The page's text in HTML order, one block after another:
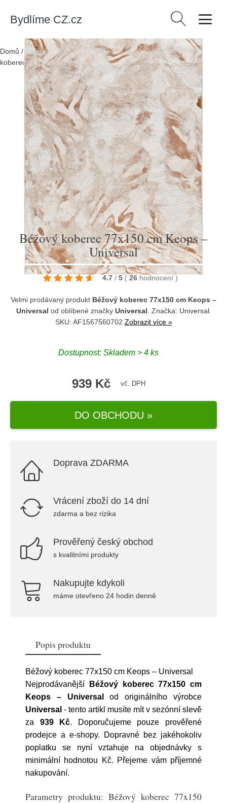
Bydlíme CZ.cz Vyhledávání
Domů / Produkty /> Koberce a rohožky > Koberce/Béžový
koberec 77x150 cm Keops – Universal
Béžový koberec 77x150 cm Keops –
Universal
4.7 / 5 ( 26 hodnocení )
Velmi prodávaný produkt Béžový koberec 77x150 cm Keops –
Universal od oblíbené značky Universal . Značka: Universal.
SKU: AF1567560702 Zobrazit více »
Dostupnost: Skladem > 4 ks
939 Kč vč. DPH
DO OBCHODU »
Doprava ZDARMA
Vrácení zboží do 14 dní
zdarma a bez rizika
Prověřený český obchod
s kvalitními produkty
Nakupujte kdykoli
máme otevřeno 24 hodin denně
Popis produktu
Béžový koberec 77x150 cm Keops – Universal
Nejprodávanější
Béžový koberec 77x150 cm
Keops – Universal
od originálního výrobce
Universal - tento artikl musíte mít v sezónní slevě
za 939 Kč. Doporučujeme pouze prověřené
prodejce a e-shopy. Dopravné bez jakéhokoliv
poplatku se nyní vztahuje na objednávky s
minimální hodnotou Kč. Přejeme vám příjemné
nakupování.
Parametry produktu: Béžový koberec 77x150